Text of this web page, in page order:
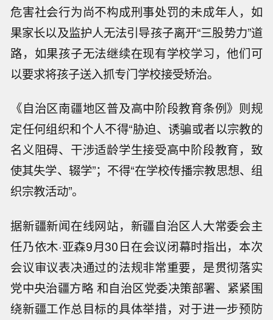
危害社会行为尚不构成刑事处罚的未成年人，如
果家长以及监护人无法引导孩子离开“三股势力”道
路，如果孩子无法继续在现有学校学习，他们可
以要求将孩子送入抓专门学校接受矫治。
《自治区南疆地区普及高中阶段教育条例》则规
定任何组织和个人不得“胁迫、诱骗或者以宗教的
名义阻碍、干涉适龄学生接受高中阶段教育，致
使其失学、辍学”；不得“在学校传播宗教思想、组
织宗教活动”。
据新疆新闻在线网站，新疆自治区人大常委会主
任乃依木·亚森9月30日在会议闭幕时指出，本次
会议审议表决通过的法规非常重要，是贯彻落实
党中央治疆方略 和自治区党委决策部署、紧紧围
绕新疆工作总目标的具体举措，对于进一步预防